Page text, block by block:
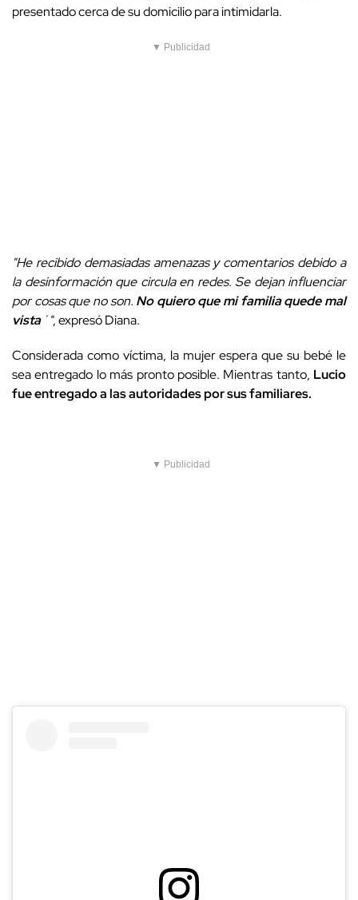
presentado cerca de su domicilio para intimidarla.
▼ Publicidad
"He recibido demasiadas amenazas y comentarios debido a
la desinformación que circula en redes. Se dejan influenciar
por cosas que no son. No quiero que mi familia quede mal
vista´", expresó Diana.
Considerada como víctima, la mujer espera que su bebé le
sea entregado lo más pronto posible. Mientras tanto, Lucio
fue entregado a las autoridades por sus familiares.
▼ Publicidad